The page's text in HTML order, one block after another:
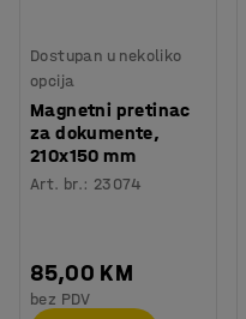
Dostupan u nekoliko
opcija
Magnetni pretinac
za dokumente,
210x150 mm
Art. br.: 23074
85,00 KM
bez PDV